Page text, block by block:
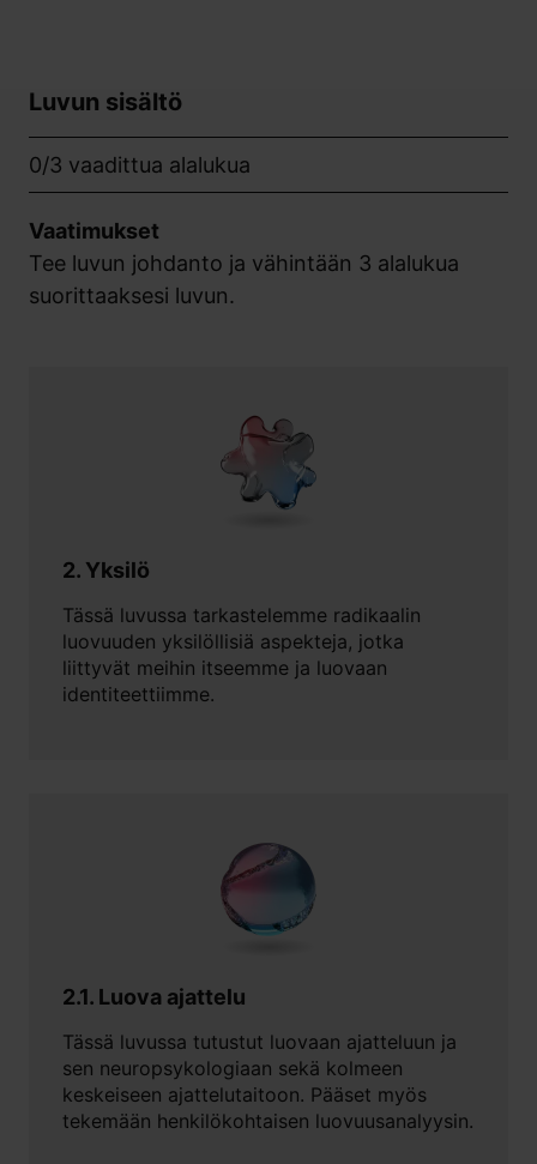
Luvun sisältö
0/3 vaadittua alalukua
Vaatimukset
Tee luvun johdanto ja vähintään 3 alalukua
suorittaaksesi luvun.
2. Yksilö
Tässä luvussa tarkastelemme radikaalin
luovuuden yksilöllisiä aspekteja, jotka
liittyvät meihin itseemme ja luovaan
identiteettiimme.
2.1. Luova ajattelu
Tässä luvussa tutustut luovaan ajatteluun ja
sen neuropsykologiaan sekä kolmeen
keskeiseen ajattelutaitoon. Pääset myös
tekemään henkilökohtaisen luovuusanalyysin.